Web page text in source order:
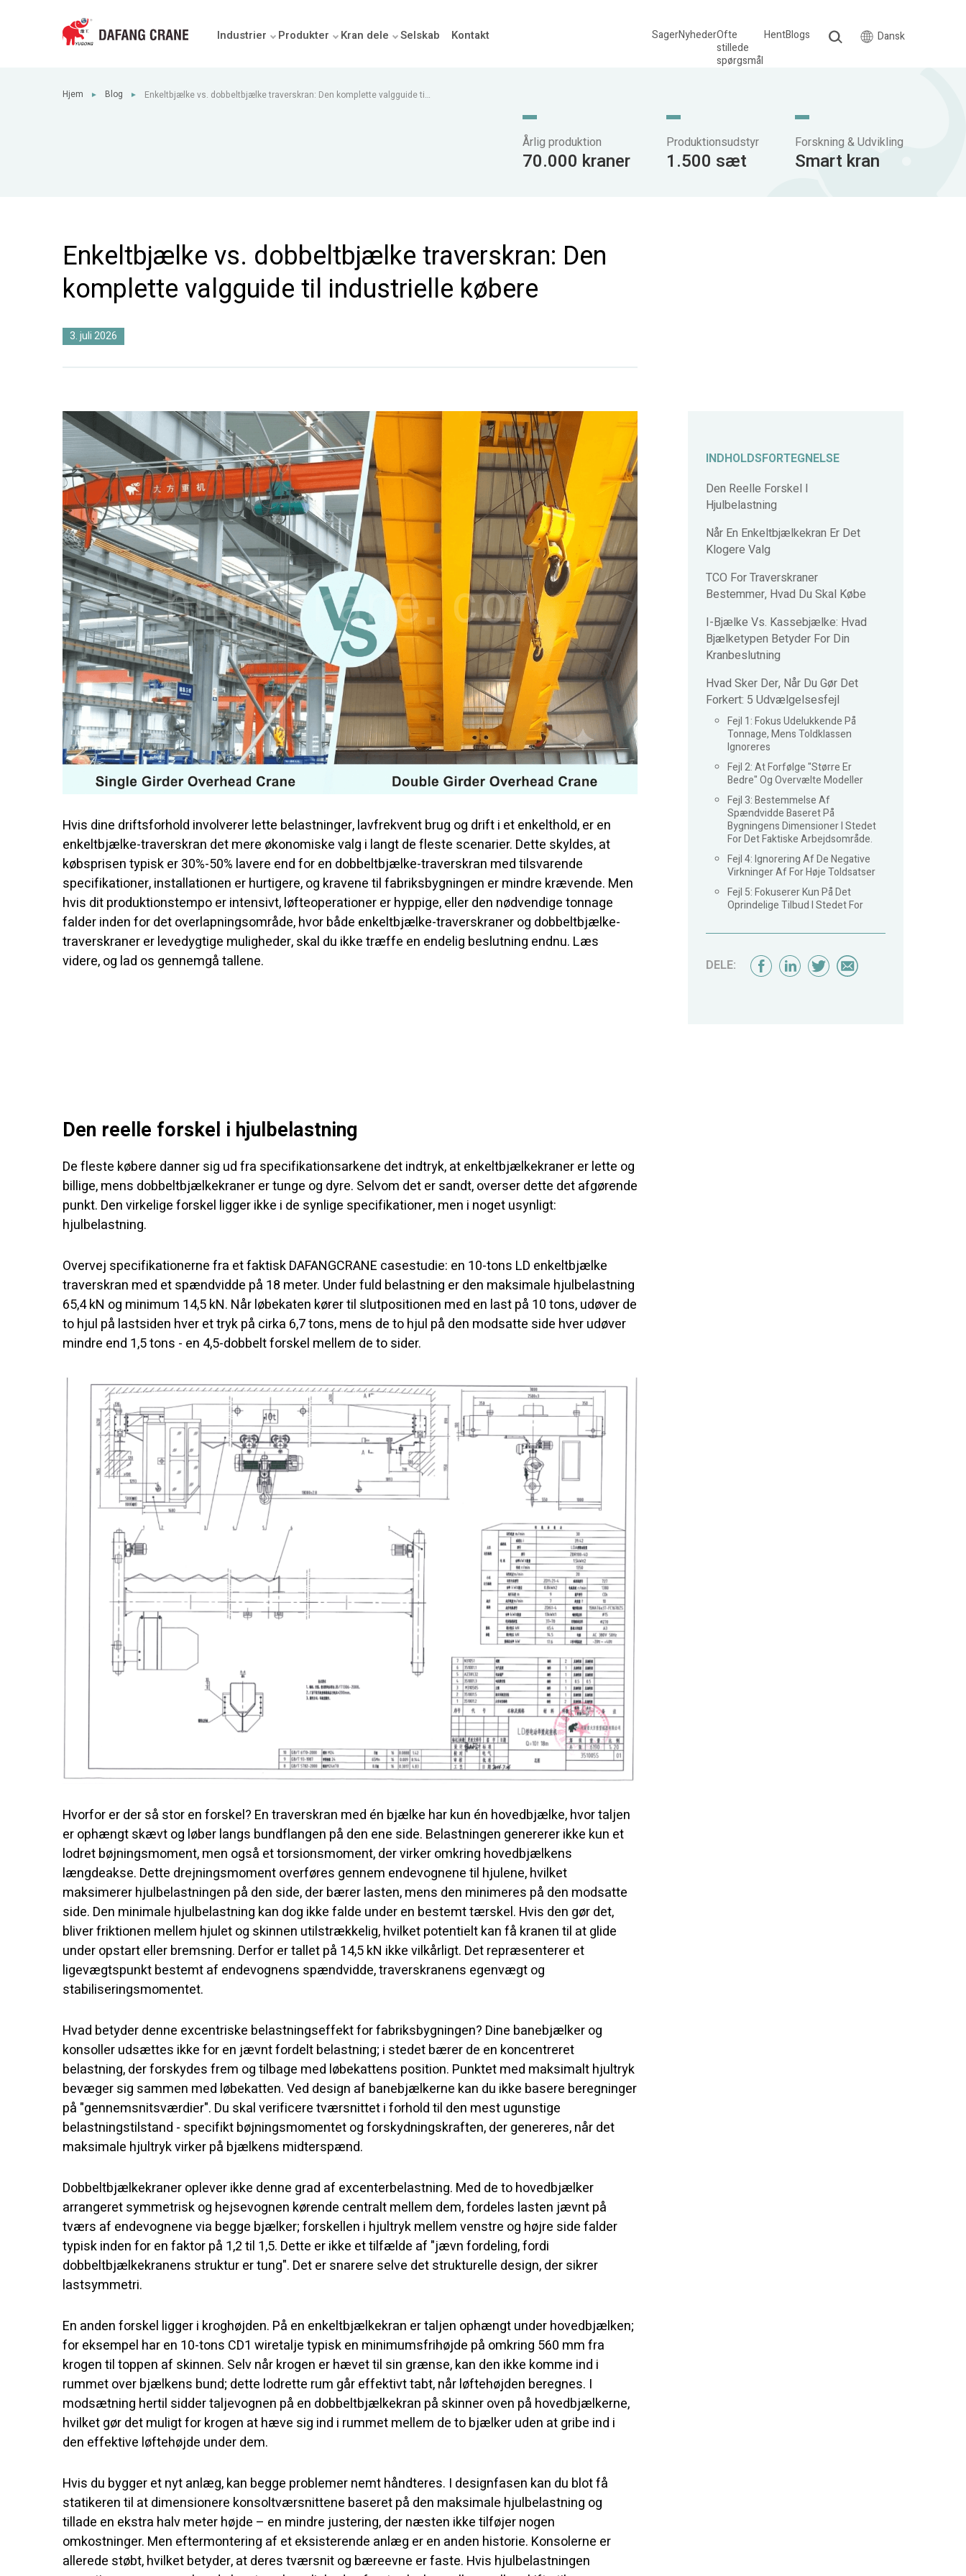
Industrier Produkter Kran dele Selskab Kontakt SagerNyhederOfte
stillede
spørgsmål
HentBlogs Dansk
Hjem ► Blog ►
Enkeltbjælke vs. dobbeltbjælke traverskran: Den komplette valgguide til
Årlig produktion
70.000 kraner
Produktionsudstyr
1.500 sæt
Forskning & Udvikling
Smart kran
Enkeltbjælke vs. dobbeltbjælke traverskran: Den
komplette valgguide til industrielle købere
3. juli 2026
INDHOLDSFORTEGNELSE
Den Reelle Forskel I
Hjulbelastning
Når En Enkeltbjælkekran Er Det
Klogere Valg
TCO For Traverskraner
Bestemmer, Hvad Du Skal Købe
I-Bjælke Vs. Kassebjælke: Hvad
Bjælketypen Betyder For Din
Kranbeslutning
Hvad Sker Der, Når Du Gør Det
Forkert: 5 Udvælgelsesfejl
Fejl 1: Fokus Udelukkende På
Tonnage, Mens Toldklassen
Ignoreres
Fejl 2: At Forfølge "større Er
Bedre" Og Overvælte Modeller
Fejl 3: Bestemmelse Af
Spændvidde Baseret På
Bygningens Dimensioner I Stedet
For Det Faktiske Arbejdsområde.
Fejl 4: Ignorering Af De Negative
Virkninger Af For Høje Toldsatser
Fejl 5: Fokuserer Kun På Det
Oprindelige Tilbud I Stedet For
DELE:
Hvis dine driftsforhold involverer lette belastninger, lavfrekvent brug og drift i et enkelthold, er en
enkeltbjælke-traverskran det mere økonomiske valg i langt de fleste scenarier. Dette skyldes, at
købsprisen typisk er 30%-50% lavere end for en dobbeltbjælke-traverskran med tilsvarende
specifikationer, installationen er hurtigere, og kravene til fabriksbygningen er mindre krævende. Men
hvis dit produktionstempo er intensivt, løfteoperationer er hyppige, eller den nødvendige tonnage
falder inden for det overlapningsområde, hvor både enkeltbjælke-traverskraner og dobbeltbjælke-
traverskraner er levedygtige muligheder, skal du ikke træffe en endelig beslutning endnu. Læs
videre, og lad os gennemgå tallene.
Den reelle forskel i hjulbelastning
De fleste købere danner sig ud fra specifikationsarkene det indtryk, at enkeltbjælkekraner er lette og
billige, mens dobbeltbjælkekraner er tunge og dyre. Selvom det er sandt, overser dette det afgørende
punkt. Den virkelige forskel ligger ikke i de synlige specifikationer, men i noget usynligt:
hjulbelastning.
Overvej specifikationerne fra et faktisk DAFANGCRANE casestudie: en 10-tons LD enkeltbjælke
traverskran med et spændvidde på 18 meter. Under fuld belastning er den maksimale hjulbelastning
65,4 kN og minimum 14,5 kN. Når løbekaten kører til slutpositionen med en last på 10 tons, udøver de
to hjul på lastsiden hver et tryk på cirka 6,7 tons, mens de to hjul på den modsatte side hver udøver
mindre end 1,5 tons - en 4,5-dobbelt forskel mellem de to sider.
Hvorfor er der så stor en forskel? En traverskran med én bjælke har kun én hovedbjælke, hvor taljen
er ophængt skævt og løber langs bundflangen på den ene side. Belastningen genererer ikke kun et
lodret bøjningsmoment, men også et torsionsmoment, der virker omkring hovedbjælkens
længdeakse. Dette drejningsmoment overføres gennem endevognene til hjulene, hvilket
maksimerer hjulbelastningen på den side, der bærer lasten, mens den minimeres på den modsatte
side. Den minimale hjulbelastning kan dog ikke falde under en bestemt tærskel. Hvis den gør det,
bliver friktionen mellem hjulet og skinnen utilstrækkelig, hvilket potentielt kan få kranen til at glide
under opstart eller bremsning. Derfor er tallet på 14,5 kN ikke vilkårligt. Det repræsenterer et
ligevægtspunkt bestemt af endevognens spændvidde, traverskranens egenvægt og
stabiliseringsmomentet.
Hvad betyder denne excentriske belastningseffekt for fabriksbygningen? Dine banebjælker og
konsoller udsættes ikke for en jævnt fordelt belastning; i stedet bærer de en koncentreret
belastning, der forskydes frem og tilbage med løbekattens position. Punktet med maksimalt hjultryk
bevæger sig sammen med løbekatten. Ved design af banebjælkerne kan du ikke basere beregninger
på "gennemsnitsværdier". Du skal verificere tværsnittet i forhold til den mest ugunstige
belastningstilstand - specifikt bøjningsmomentet og forskydningskraften, der genereres, når det
maksimale hjultryk virker på bjælkens midterspænd.
Dobbeltbjælkekraner oplever ikke denne grad af excenterbelastning. Med de to hovedbjælker
arrangeret symmetrisk og hejsevognen kørende centralt mellem dem, fordeles lasten jævnt på
tværs af endevognene via begge bjælker; forskellen i hjultryk mellem venstre og højre side falder
typisk inden for en faktor på 1,2 til 1,5. Dette er ikke et tilfælde af "jævn fordeling, fordi
dobbeltbjælkekranens struktur er tung". Det er snarere selve det strukturelle design, der sikrer
lastsymmetri.
En anden forskel ligger i kroghøjden. På en enkeltbjælkekran er taljen ophængt under hovedbjælken;
for eksempel har en 10-tons CD1 wiretalje typisk en minimumsfrihøjde på omkring 560 mm fra
krogen til toppen af skinnen. Selv når krogen er hævet til sin grænse, kan den ikke komme ind i
rummet over bjælkens bund; dette lodrette rum går effektivt tabt, når løftehøjden beregnes. I
modsætning hertil sidder taljevognen på en dobbeltbjælkekran på skinner oven på hovedbjælkerne,
hvilket gør det muligt for krogen at hæve sig ind i rummet mellem de to bjælker uden at gribe ind i
den effektive løftehøjde under dem.
Hvis du bygger et nyt anlæg, kan begge problemer nemt håndteres. I designfasen kan du blot få
statikeren til at dimensionere konsoltværsnittene baseret på den maksimale hjulbelastning og
tillade en ekstra halv meter højde – en mindre justering, der næsten ikke tilføjer nogen
omkostninger. Men eftermontering af et eksisterende anlæg er en anden historie. Konsolerne er
allerede støbt, hvilket betyder, at deres tværsnit og bæreevne er faste. Hvis hjulbelastningen